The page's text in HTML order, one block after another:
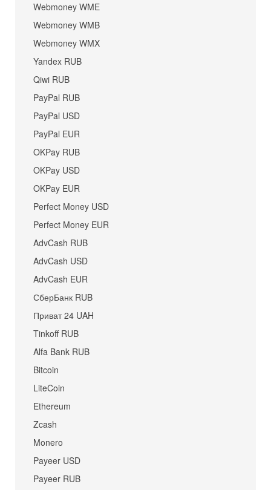
Webmoney WME
Webmoney WMB
Webmoney WMX
Yandex RUB
Qiwi RUB
PayPal RUB
PayPal USD
PayPal EUR
OKPay RUB
OKPay USD
OKPay EUR
Perfect Money USD
Perfect Money EUR
AdvCash RUB
AdvCash USD
AdvCash EUR
СберБанк RUB
Приват 24 UAH
Tinkoff RUB
Alfa Bank RUB
Bitcoin
LiteCoin
Ethereum
Zcash
Monero
Payeer USD
Payeer RUB